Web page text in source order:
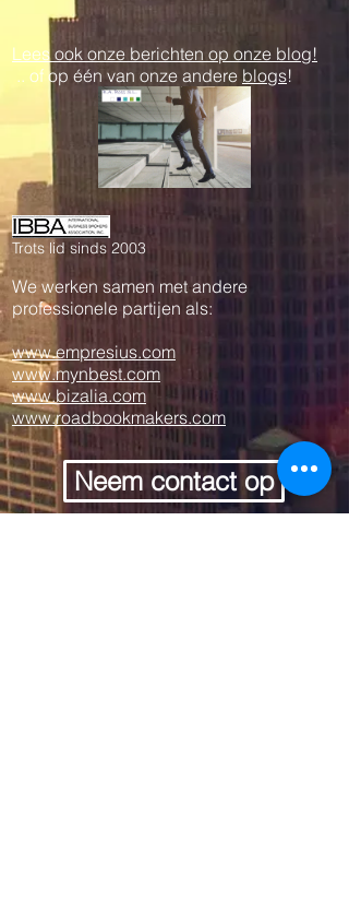
Lees ook onze berichten op onze blog!
.. of op één van onze andere blogs!
Trots lid sinds 2003
We werken samen met andere
professionele partijen als:
www.empresius.com
www.mynbest.com
www.bizalia.com
www.roadbookmakers.com
Neem contact op